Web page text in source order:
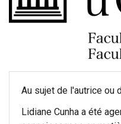
Au sujet de l'autrice ou
Lidiane Cunha a été